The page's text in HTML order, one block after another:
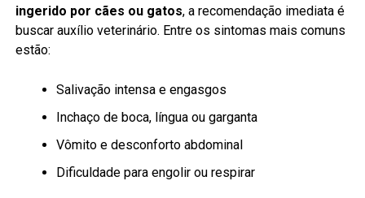
ingerido por cães ou gatos, a recomendação imediata é
buscar auxílio veterinário. Entre os sintomas mais comuns
estão:
Salivação intensa e engasgos
Inchaço de boca, língua ou garganta
Vômito e desconforto abdominal
Dificuldade para engolir ou respirar